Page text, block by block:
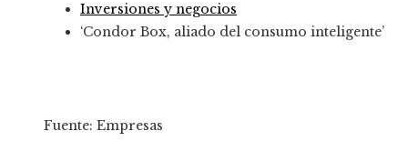
Inversiones y negocios
‘Condor Box, aliado del consumo inteligente’
Fuente: Empresas